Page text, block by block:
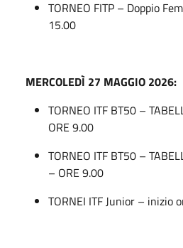
TORNEO FITP – Doppio
15.00
MERCOLEDÌ 27 MAGGIO 2026:
TORNEO ITF BT50 –
ORE 9.00
TORNEO ITF BT50 –
– ORE 9.00
TORNEI ITF Junior – inizio